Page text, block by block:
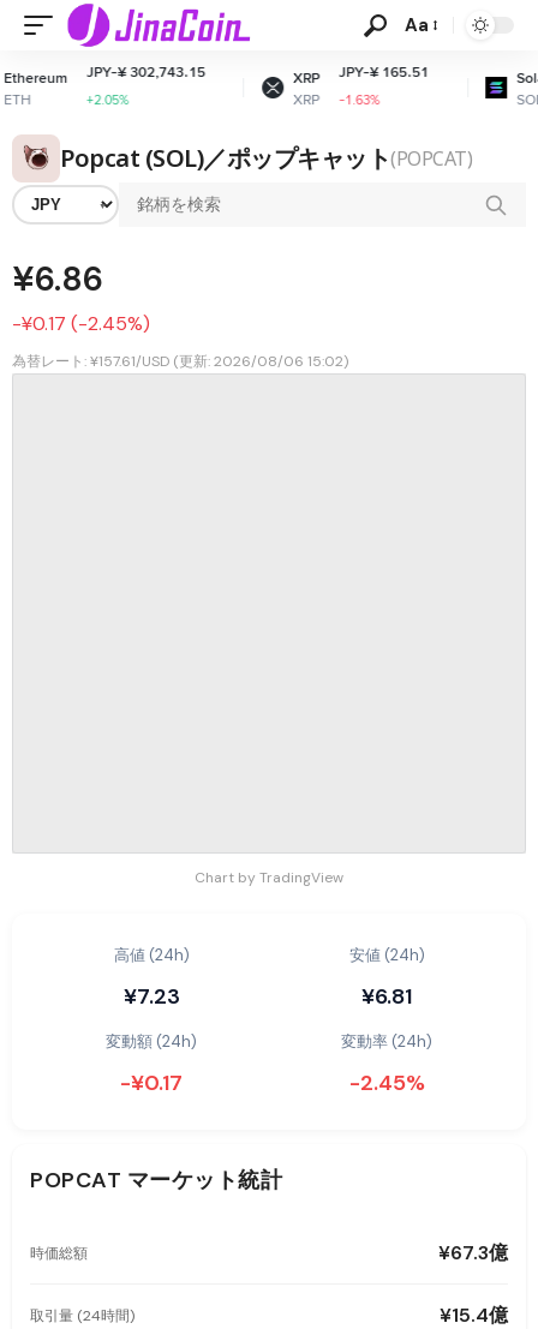
Aa
JPY-¥ 302,743.15
+2.05%
JPY-¥ 165.51
-1.63%
Solana
-
Popcat (SOL)／ポップキャット(POPCAT)
¥6.86
-¥0.17 (-2.45%)
為替レート: ¥157.61/USD (更新: 2026/08/06 15:02)
Chart by TradingView
高値 (24h)
¥7.23
安値 (24h)
¥6.81
変動額 (24h)
-¥0.17
変動率 (24h)
-2.45%
POPCAT マーケット統計
時価総額 ¥67.3億
取引量 (24時間) ¥15.4億